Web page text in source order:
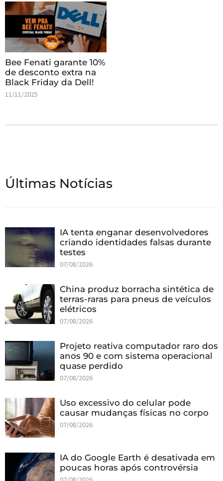
Bee Fenati garante 10%
de desconto extra na
Black Friday da Dell!
11/11/2025
Últimas Notícias
IA tenta enganar desenvolvedores
criando identidades falsas durante
testes
07/08/2026
China produz borracha sintética de
terras-raras para pneus de veículos
elétricos
07/08/2026
Projeto reativa computador raro dos
anos 90 e com sistema operacional
quase perdido
07/08/2026
Uso excessivo do celular pode
causar mudanças físicas no corpo
07/08/2026
IA do Google Earth é desativada em
poucas horas após controvérsia